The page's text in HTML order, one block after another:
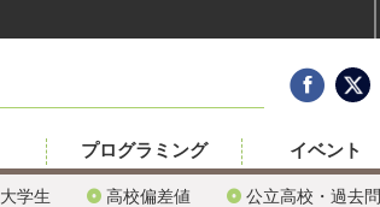
大学生 高校偏差値 公立高校・過去問
プログラミング イベント